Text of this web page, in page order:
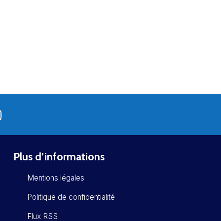
Plus d’informations
Mentions légales
Politique de confidentialité
Flux RSS